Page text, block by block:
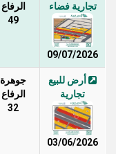
تجارية فضاء
09/07/2026
الرفاع
49
أرض للبيع
تجارية
03/06/2026
جوهرة
الرفاع
32